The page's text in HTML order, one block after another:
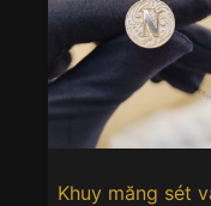
Khuy măng sét